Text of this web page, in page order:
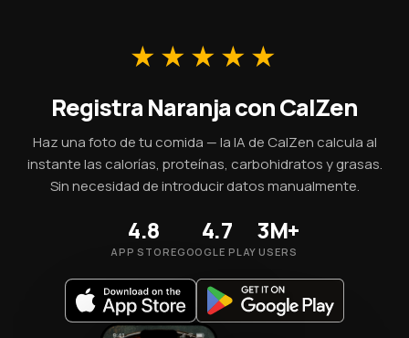
porción — una porción aporta aproximadamente 62 kcal.
★★★★★
Registra Naranja con CalZen
Haz una foto de tu comida — la IA de CalZen calcula al
instante las calorías, proteínas, carbohidratos y grasas.
Sin necesidad de introducir datos manualmente.
4.8
APP STORE
4.7
GOOGLE PLAY
3M+
USERS